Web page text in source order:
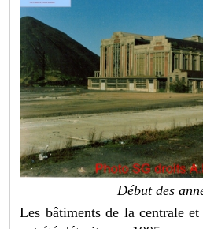
Début des
Les bâtiments de la centrale